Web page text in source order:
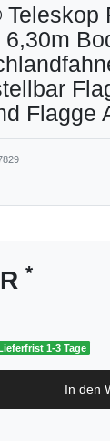
Flagge
*
1-3 Tage
In den